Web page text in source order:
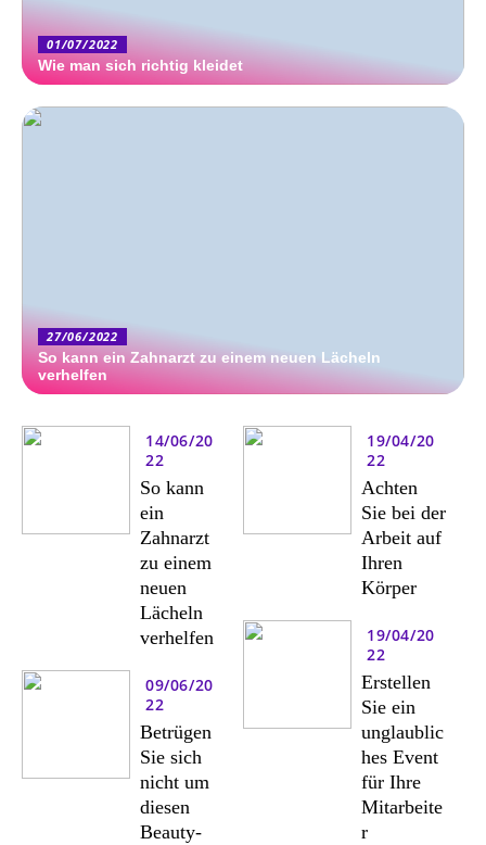
01/07/2022
Wie man sich richtig kleidet
27/06/2022
So kann ein Zahnarzt zu einem neuen Lächeln
verhelfen
14/06/20
22
So kann
ein
Zahnarzt
zu einem
neuen
Lächeln
verhelfen
09/06/20
22
Betrügen
Sie sich
nicht um
diesen
Beauty-
19/04/20
22
Achten
Sie bei der
Arbeit auf
Ihren
Körper
19/04/20
22
Erstellen
Sie ein
unglaublic
hes Event
für Ihre
Mitarbeite
r